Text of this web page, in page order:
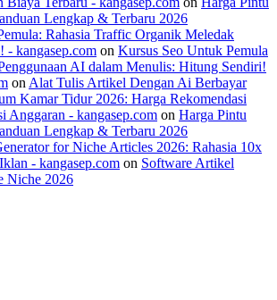
Lengkap & Terbaru 2026
Rahasia Traffic Organik Meledak
- kangasep.com on Kursus Seo Untuk Pemula
AI dalam Menulis: Hitung Sendiri!
on Alat Tulis Artikel Dengan Ai Berbayar
Kamar Tidur 2026: Harga Rekomendasi
Anggaran - kangasep.com on Harga Pintu
Lengkap & Terbaru 2026
for Niche Articles 2026: Rahasia 10x
- kangasep.com on Software Artikel
Niche 2026